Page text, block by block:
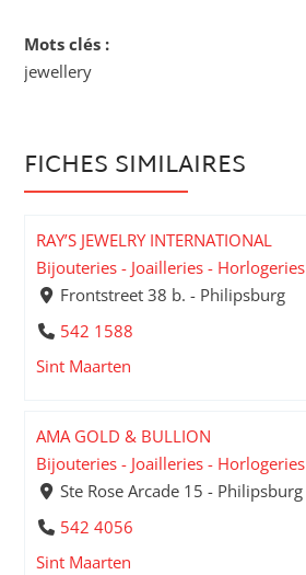
Mots clés :
jewellery
FICHES SIMILAIRES
RAY’S JEWELRY INTERNATIONAL
Bijouteries - Joailleries - Horlogeries
Frontstreet 38 b. - Philipsburg
542 1588
Sint Maarten
AMA GOLD & BULLION
Bijouteries - Joailleries - Horlogeries
Ste Rose Arcade 15 - Philipsburg
542 4056
Sint Maarten